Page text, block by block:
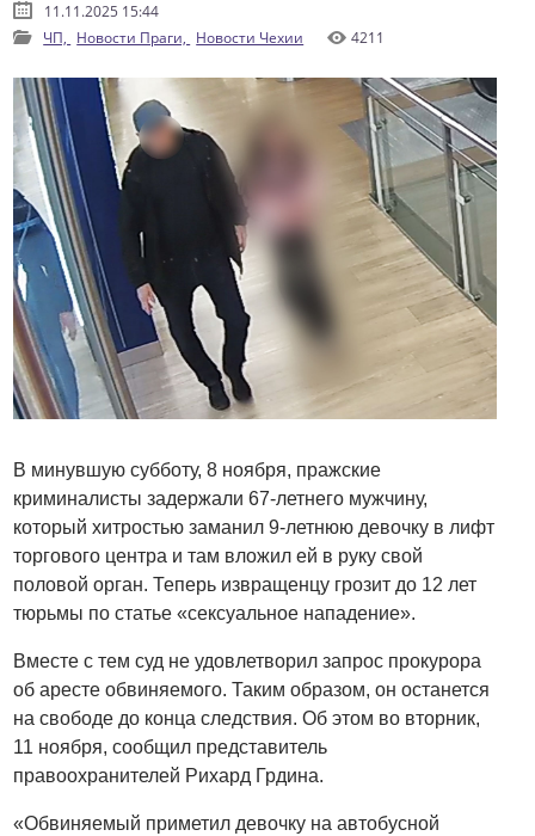
11.11.2025 15:44
ЧП, Новости Праги, Новости Чехии 4211
В минувшую субботу, 8 ноября, пражские
криминалисты задержали 67-летнего мужчину,
который хитростью заманил 9-летнюю девочку в лифт
торгового центра и там вложил ей в руку свой
половой орган. Теперь извращенцу грозит до 12 лет
тюрьмы по статье «сексуальное нападение».
Вместе с тем суд не удовлетворил запрос прокурора
об аресте обвиняемого. Таким образом, он останется
на свободе до конца следствия. Об этом во вторник,
11 ноября, сообщил представитель
правоохранителей Рихард Грдина.
«Обвиняемый приметил девочку на автобусной